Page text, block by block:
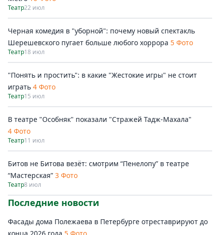
Театр22 июл
Черная комедия в "уборной": почему новый спектакль
Шерешевского пугает больше любого хоррора 5 Фото
Театр18 июл
"Понять и простить": в какие "Жестокие игры" не стоит
играть 4 Фото
Театр15 июл
В театре "Особняк" показали "Стражей Тадж-Махала"
4 Фото
Театр11 июл
Битов не Битова везёт: смотрим “Пенелопу” в театре
“Мастерская” 3 Фото
Театр8 июл
Последние новости
Фасады дома Полежаева в Петербурге отреставрируют до
конца 2026 года 5 Фото